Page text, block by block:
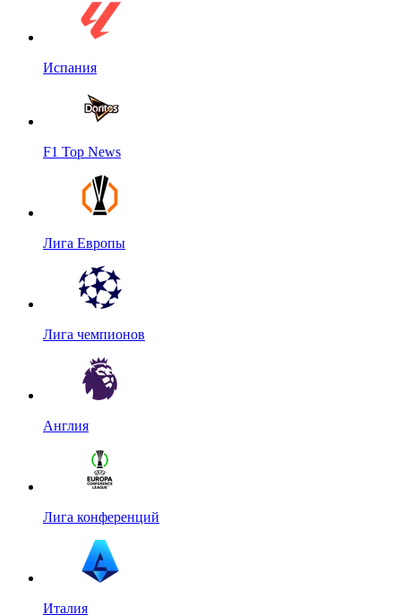
Испания
F1 Top News
Лига Европы
Лига чемпионов
Англия
Лига конференций
Италия